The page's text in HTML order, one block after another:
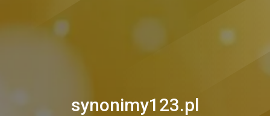
synonimy123.pl